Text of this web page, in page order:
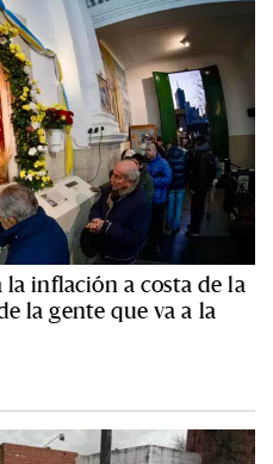
la inflación a costa de la
la gente que va a la